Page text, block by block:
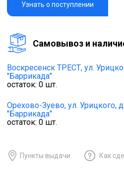
Узнать о поступлении
Cамовывоз и
Воскресенск ТРЕСТ, ул.
"Баррикада"
остаток: 0 шт.
Орехово-Зуево, ул. Урицкого,
"Баррикада"
остаток: 0 шт.
Пункты выдачи Как